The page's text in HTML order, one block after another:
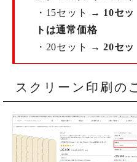
・15セット → 10セッ
トは通常価格
・20セット →20セッ
スクリーン印刷の